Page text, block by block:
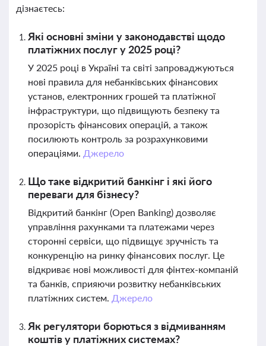
дізнаєтесь:
Які основні зміни у законодавстві щодо
платіжних послуг у 2025 році?
У 2025 році в Україні та світі запроваджуються
нові правила для небанківських фінансових
установ, електронних грошей та платіжної
інфраструктури, що підвищують безпеку та
прозорість фінансових операцій, а також
посилюють контроль за розрахунковими
операціями. Джерело
Що таке відкритий банкінг і які його
переваги для бізнесу?
Відкритий банкінг (Open Banking) дозволяє
управління рахунками та платежами через
сторонні сервіси, що підвищує зручність та
конкуренцію на ринку фінансових послуг. Це
відкриває нові можливості для фінтех-компаній
та банків, сприяючи розвитку небанківських
платіжних систем. Джерело
Як регулятори борються з відмиванням
коштів у платіжних системах?